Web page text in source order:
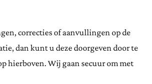
correcties of aanvullingen op de
dan kunt u deze doorgeven door te
hierboven. Wij gaan secuur om met